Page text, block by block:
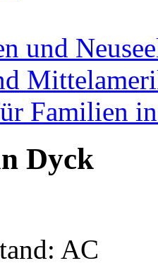
und
Familien
Dyck
AC